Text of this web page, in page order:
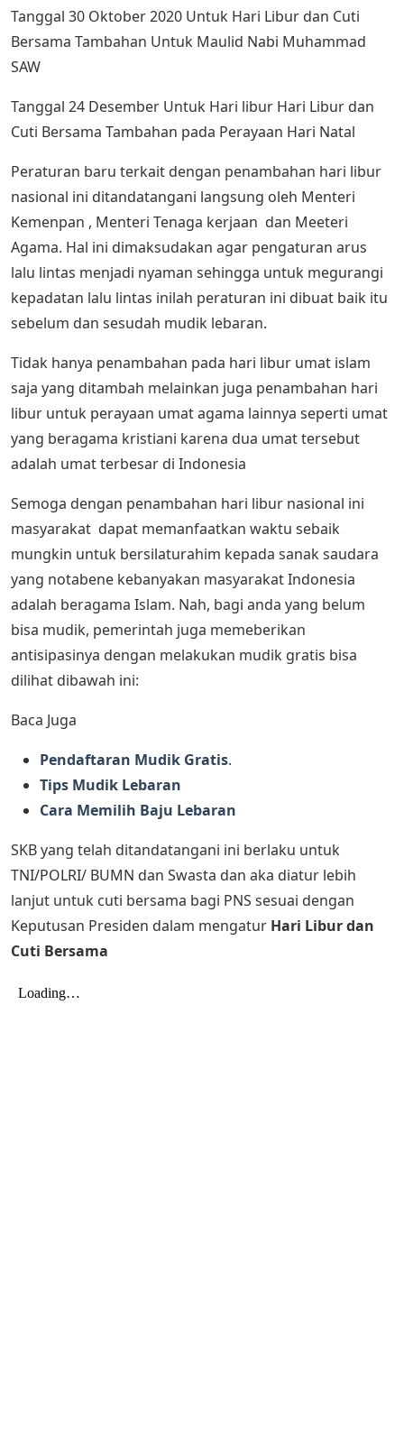
Tanggal 30 Oktober 2020 Untuk Hari Libur dan Cuti
Bersama Tambahan Untuk Maulid Nabi Muhammad
SAW
Tanggal 24 Desember Untuk Hari libur Hari Libur dan
Cuti Bersama Tambahan pada Perayaan Hari Natal
Peraturan baru terkait dengan penambahan hari libur
nasional ini ditandatangani langsung oleh Menteri
Kemenpan , Menteri Tenaga kerjaan dan Meeteri
Agama. Hal ini dimaksudakan agar pengaturan arus
lalu lintas menjadi nyaman sehingga untuk megurangi
kepadatan lalu lintas inilah peraturan ini dibuat baik itu
sebelum dan sesudah mudik lebaran.
Tidak hanya penambahan pada hari libur umat islam
saja yang ditambah melainkan juga penambahan hari
libur untuk perayaan umat agama lainnya seperti umat
yang beragama kristiani karena dua umat tersebut
adalah umat terbesar di Indonesia
Semoga dengan penambahan hari libur nasional ini
masyarakat dapat memanfaatkan waktu sebaik
mungkin untuk bersilaturahim kepada sanak saudara
yang notabene kebanyakan masyarakat Indonesia
adalah beragama Islam. Nah, bagi anda yang belum
bisa mudik, pemerintah juga memeberikan
antisipasinya dengan melakukan mudik gratis bisa
dilihat dibawah ini:
Baca Juga
Pendaftaran Mudik Gratis.
Tips Mudik Lebaran
Cara Memilih Baju Lebaran
SKB yang telah ditandatangani ini berlaku untuk
TNI/POLRI/ BUMN dan Swasta dan aka diatur lebih
lanjut untuk cuti bersama bagi PNS sesuai dengan
Keputusan Presiden dalam mengatur Hari Libur dan
Cuti Bersama